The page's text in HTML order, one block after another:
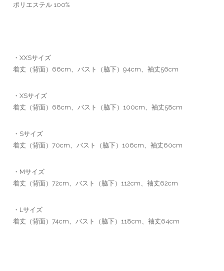
ポリエステル 100%
・XXSサイズ
着丈（背面）66cm、バスト（脇下）94cm、袖丈56cm
・XSサイズ
着丈（背面）68cm、バスト（脇下）100cm、袖丈58cm
・Sサイズ
着丈（背面）70cm、バスト（脇下）106cm、袖丈60cm
・Mサイズ
着丈（背面）72cm、バスト（脇下）112cm、袖丈62cm
・Lサイズ
着丈（背面）74cm、バスト（脇下）118cm、袖丈64cm